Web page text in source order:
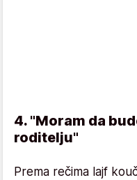
4. "Moram da
roditelju"
Prema rečima lajf